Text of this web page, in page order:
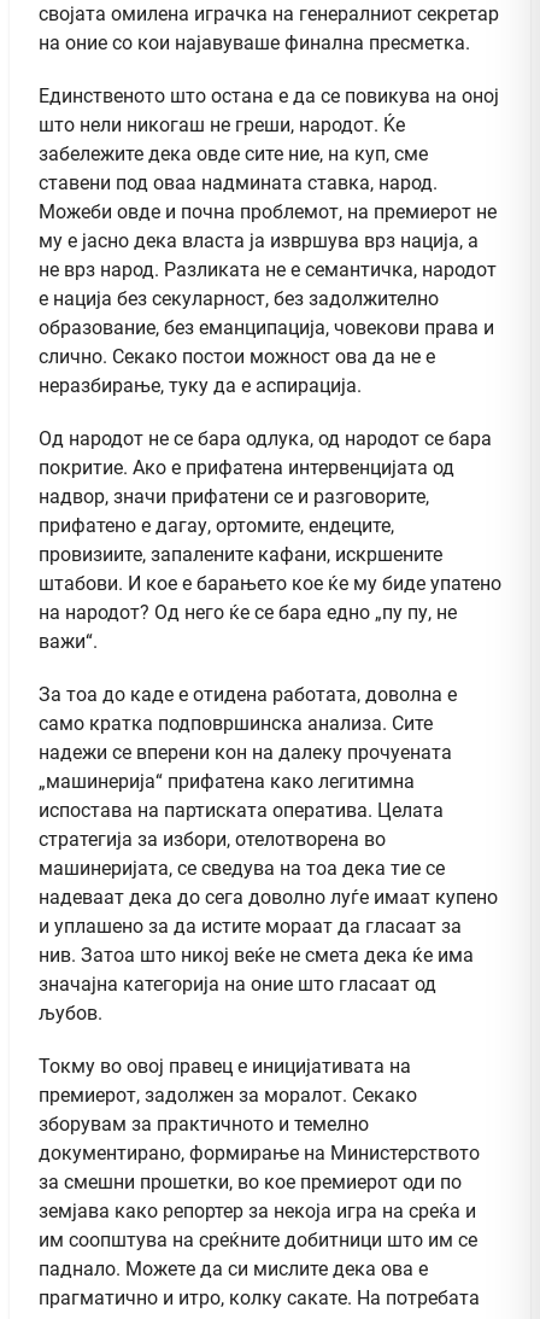
својата омилена играчка на генералниот секретар
на оние со кои најавуваше финална пресметка.
Единственото што остана е да се повикува на оној
што нели никогаш не греши, народот. Ќе
забележите дека овде сите ние, на куп, сме
ставени под оваа надмината ставка, народ.
Можеби овде и почна проблемот, на премиерот не
му е јасно дека власта ја извршува врз нација, а
не врз народ. Разликата не е семантичка, народот
е нација без секуларност, без задолжително
образование, без еманципација, човекови права и
слично. Секако постои можност ова да не е
неразбирање, туку да е аспирација.
Од народот не се бара одлука, од народот се бара
покритие. Ако е прифатена интервенцијата од
надвор, значи прифатени се и разговорите,
прифатено е дагау, ортомите, ендеците,
провизиите, запалените кафани, искршените
штабови. И кое е барањето кое ќе му биде упатено
на народот? Од него ќе се бара едно „пу пу, не
важи“.
За тоа до каде е отидена работата, доволна е
само кратка подповршинска анализа. Сите
надежи се вперени кон на далеку прочуената
„машинерија“ прифатена како легитимна
испостава на партиската оператива. Целата
стратегија за избори, отелотворена во
машинеријата, се сведува на тоа дека тие се
надеваат дека до сега доволно луѓе имаат купено
и уплашено за да истите мораат да гласаат за
нив. Затоа што никој веќе не смета дека ќе има
значајна категорија на оние што гласаат од
љубов.
Токму во овој правец е иницијативата на
премиерот, задолжен за моралот. Секако
зборувам за практичното и темелно
документирано, формирање на Министерството
за смешни прошетки, во кое премиерот оди по
земјава како репортер за некоја игра на среќа и
им соопштува на среќните добитници што им се
паднало. Можете да си мислите дека ова е
прагматично и итро, колку сакате. На потребата